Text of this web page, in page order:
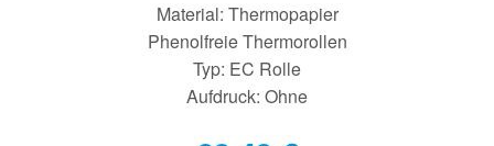
Material: Thermopapier
Phenolfreie Thermorollen
Typ: EC Rolle
Aufdruck: Ohne